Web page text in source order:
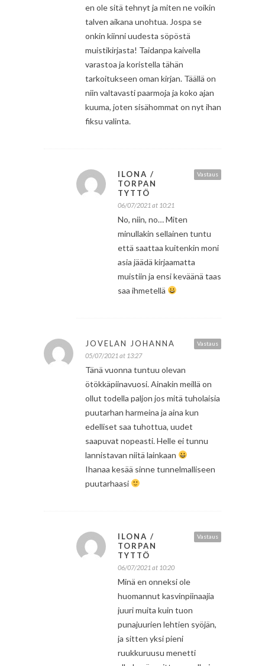
en ole sitä tehnyt ja miten ne voikin
talven aikana unohtua. Jospa se
onkin kiinni uudesta söpöstä
muistikirjasta! Taidanpa kaivella
varastoa ja koristella tähän
tarkoitukseen oman kirjan. Täällä on
niin valtavasti paarmoja ja koko ajan
kuuma, joten sisähommat on nyt ihan
fiksu valinta.
Vastaus
ILONA /
TORPAN
TYTTÖ
06/07/2021 at 10:21
No, niin, no… Miten
minullakin sellainen tuntu
että saattaa kuitenkin moni
asia jäädä kirjaamatta
muistiin ja ensi keväänä taas
saa ihmetellä
Vastaus
JOVELAN JOHANNA
05/07/2021 at 13:27
Tänä vuonna tuntuu olevan
ötökkäpiinavuosi. Ainakin meillä on
ollut todella paljon jos mitä tuholaisia
puutarhan harmeina ja aina kun
edelliset saa tuhottua, uudet
saapuvat nopeasti. Helle ei tunnu
lannistavan niitä lainkaan
Ihanaa kesää sinne tunnelmalliseen
puutarhaasi
Vastaus
ILONA /
TORPAN
TYTTÖ
06/07/2021 at 10:20
Minä en onneksi ole
huomannut kasvinpiinaajia
juuri muita kuin tuon
punajuurien lehtien syöjän,
ja sitten yksi pieni
ruukkuruusu menetti